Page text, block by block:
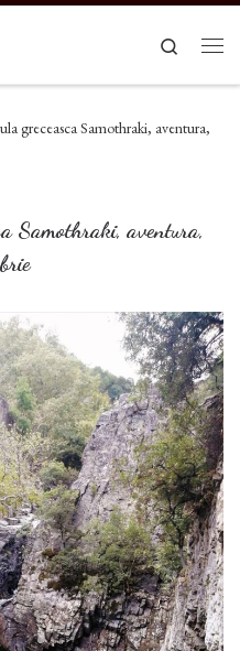
Search
greceasca Samothraki, aventura,
Samothraki, aventura,